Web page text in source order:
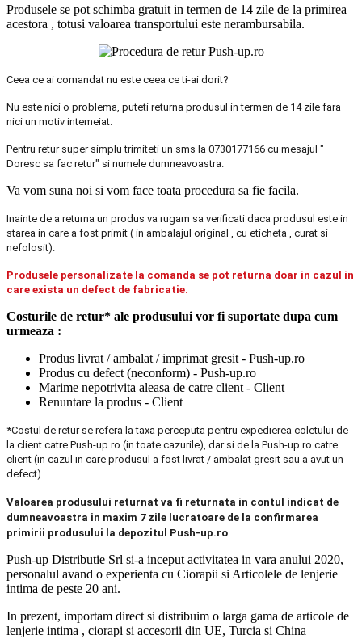
Produsele se pot schimba gratuit in termen de 14 zile de la primirea
acestora , totusi valoarea transportului este nerambursabila.
Ceea ce ai comandat nu este ceea ce ti-ai dorit?
Nu este nici o problema, puteti returna produsul in termen de 14 zile fara
nici un motiv intemeiat.
Pentru retur super simplu trimiteti un sms la 0730177166 cu mesajul "
Doresc sa fac retur" si numele dumneavoastra.
Va vom suna noi si vom face toata procedura sa fie facila.
Inainte de a returna un produs va rugam sa verificati daca produsul este in
starea in care a fost primit ( in ambalajul original , cu eticheta , curat si
nefolosit).
Produsele personalizate la comanda se pot returna doar in cazul in
care exista un defect de fabricatie.
Costurile de retur* ale produsului vor fi suportate dupa cum
urmeaza :
Produs livrat / ambalat / imprimat gresit - Push-up.ro
Produs cu defect (neconform) - Push-up.ro
Marime nepotrivita aleasa de catre client - Client
Renuntare la produs - Client
*Costul de retur se refera la taxa perceputa pentru expedierea coletului de
la client catre Push-up.ro (in toate cazurile), dar si de la Push-up.ro catre
client (in cazul in care produsul a fost livrat / ambalat gresit sau a avut un
defect).
Valoarea produsului returnat va fi returnata in contul indicat de
dumneavoastra in maxim 7 zile lucratoare de la confirmarea
primirii produsului la depozitul Push-up.ro
Push-up Distributie Srl si-a inceput activitatea in vara anului 2020,
personalul avand o experienta cu Ciorapii si Articolele de lenjerie
intima de peste 20 ani.
In prezent, importam direct si distribuim o larga gama de articole de
lenjerie intima , ciorapi si accesorii din UE, Turcia si China